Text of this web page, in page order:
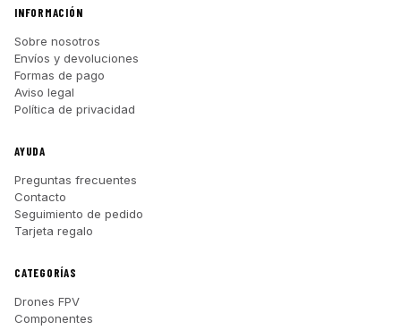
INFORMACIÓN
Sobre nosotros
Envíos y devoluciones
Formas de pago
Aviso legal
Política de privacidad
AYUDA
Preguntas frecuentes
Contacto
Seguimiento de pedido
Tarjeta regalo
CATEGORÍAS
Drones FPV
Componentes